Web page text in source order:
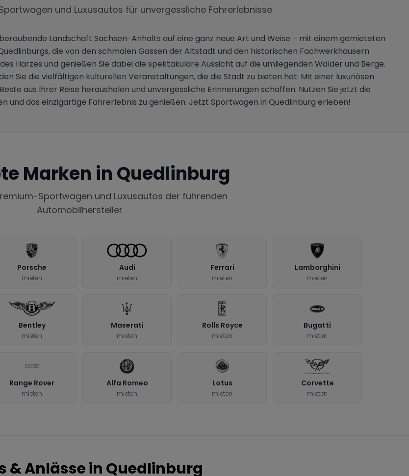
und Luxusautos für unvergessliche Fahrerlebnisse
Landschaft Sachsen-Anhalts auf eine ganz neue Art und Weise – mit einem gemieteten
die von den schmalen Gassen der Altstadt und den historischen Fachwerkhäusern
Harzes und genießen Sie dabei die spektakuläre Aussicht auf die umliegenden Wälder und Berge.
Sie die vielfältigen kulturellen Veranstaltungen, die die Stadt zu bieten hat. Mit einer luxuriösen
aus Ihrer Reise herausholen und unvergessliche Erinnerungen schaffen. Nutzen Sie jetzt die
und das einzigartige Fahrerlebnis zu genießen. Jetzt Sportwagen in Quedlinburg erleben!
Marken in Quedlinburg
Sportwagen und Luxusautos der führenden
Automobilhersteller
Porsche
mieten
Audi
mieten
Ferrari
mieten
Lamborghini
mieten
Bentley
mieten
Maserati
mieten
Rolls Royce
mieten
Bugatti
mieten
Range Rover
mieten
Alfa Romeo
mieten
Lotus
mieten
Corvette
mieten
& Anlässe in Quedlinburg